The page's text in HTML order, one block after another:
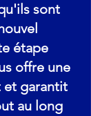
sont
étape
offre une
garantit
au long